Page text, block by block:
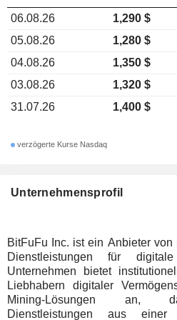
Unternehmensprofil
BitFuFu Inc. ist ein Anbieter
Dienstleistungen für
Unternehmen bietet
Liebhabern digitaler
Mining-Lösungen an,
Dienstleistungen aus
06.08.26
1,290 $
05.08.26
1,280 $
04.08.26
1,350 $
03.08.26
1,320 $
31.07.26
1,400 $
verzögerte Kurse Nasdaq